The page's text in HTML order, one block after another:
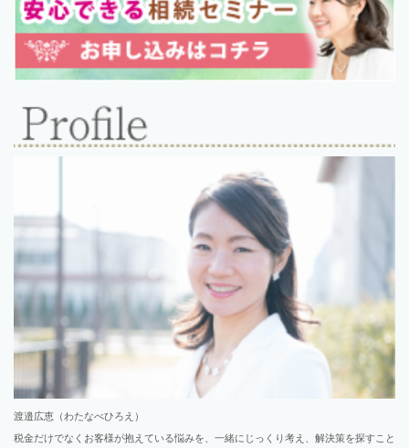
渡邉広恵（わたなべひろえ）
税金だけでなくお客様が抱えている悩みを、一緒にじっくり考え、解決策を探すこと